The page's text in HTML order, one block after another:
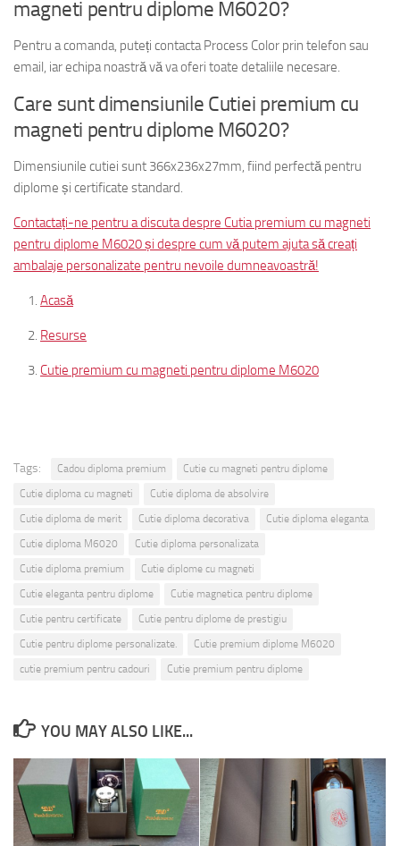
magneti pentru diplome M6020?
Pentru a comanda, puteți contacta Process Color prin telefon sau
email, iar echipa noastră vă va oferi toate detaliile necesare.
Care sunt dimensiunile Cutiei premium cu
magneti pentru diplome M6020?
Dimensiunile cutiei sunt 366x236x27mm, fiind perfectă pentru
diplome și certificate standard.
Contactați-ne pentru a discuta despre Cutia premium cu magneti
pentru diplome M6020 și despre cum vă putem ajuta să creați
ambalaje personalizate pentru nevoile dumneavoastră!
Acasă
Resurse
Cutie premium cu magneti pentru diplome M6020
Tags: Cadou diploma premium
Cutie cu magneti pentru diplome
Cutie diploma cu magneti
Cutie diploma de absolvire
Cutie diploma de merit
Cutie diploma decorativa
Cutie diploma eleganta
Cutie diploma M6020
Cutie diploma personalizata
Cutie diploma premium
Cutie diplome cu magneti
Cutie eleganta pentru diplome
Cutie magnetica pentru diplome
Cutie pentru certificate
Cutie pentru diplome de prestigiu
Cutie pentru diplome personalizate.
Cutie premium diplome M6020
cutie premium pentru cadouri
Cutie premium pentru diplome
YOU MAY ALSO LIKE...